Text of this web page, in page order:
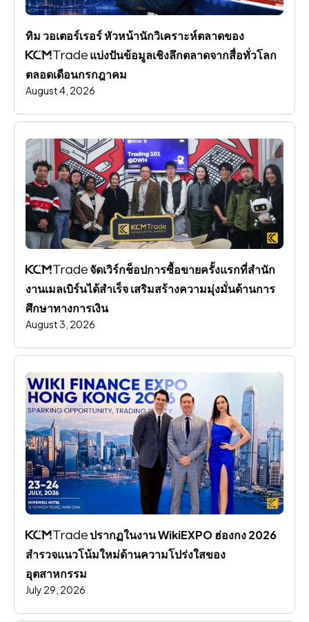
แบ่งปันข้อมูลเชิงลึกตลาดจากสื่อทั่วโลก
ตลอดเดือนกรกฎาคม
August 4, 2026
จัดเวิร์กช็อปการซื้อขายครั้งแรกที่สํานัก
งานเมลเบิร์นได้สําเร็จ เสริมสร้างความมุ่งมั่นด้านการ
ศึกษาทางการเงิน
August 3, 2026
ปรากฏในงาน WikiEXPO ฮ่องกง 2026
สํารวจแนวโน้มใหม่ด้านความโปร่งใสของ
อุตสาหกรรม
July 29, 2026